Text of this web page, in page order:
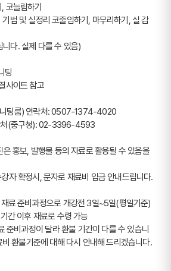
코늘림하기
법 및 실정리 코줄임하기, 마무리하기, 실 감
다. 실제 다를 수 있음)
팅
사이트 참고
팅룸) 연락처: 0507-1374-4020
처(중구청): 02-3396-4593
홍보, 발행물 등의 자료로 활용될 수 있음을
자 확정시, 문자로 재료비 입금 안내드립니다.
료 준비과정으로 개강전 3일~5일(평일기준)
간 이후 재료로 수령 가능
환불기준에 대해 다시 안내해 드리겠습니다.